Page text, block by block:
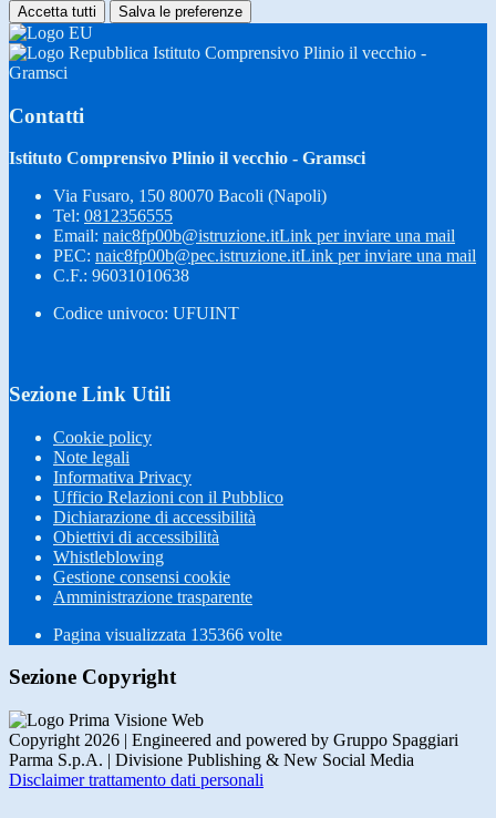
Accetta tutti Salva le preferenze
Istituto Comprensivo Plinio il vecchio -
Gramsci
Contatti
Istituto Comprensivo Plinio il vecchio - Gramsci
Via Fusaro, 150 80070 Bacoli (Napoli)
Tel: 0812356555
Email: naic8fp00b@istruzione.itLink per inviare una mail
PEC: naic8fp00b@pec.istruzione.itLink per inviare una mail
C.F.: 96031010638
Codice univoco: UFUINT
Sezione Link Utili
Cookie policy
Note legali
Informativa Privacy
Ufficio Relazioni con il Pubblico
Dichiarazione di accessibilità
Obiettivi di accessibilità
Whistleblowing
Gestione consensi cookie
Amministrazione trasparente
Pagina visualizzata 135366 volte
Sezione Copyright
Copyright 2026 | Engineered and powered by Gruppo Spaggiari
Parma S.p.A. | Divisione Publishing & New Social Media
Disclaimer trattamento dati personali